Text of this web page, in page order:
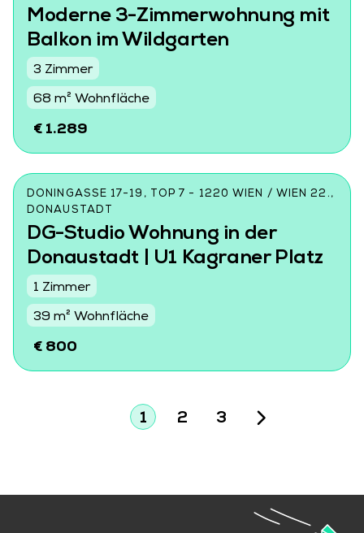
Moderne 3-Zimmerwohnung mit
Balkon im Wildgarten
3 Zimmer
68 m² Wohnfläche
€ 1.289
DONINGASSE 17-19, TOP 7 - 1220 WIEN / WIEN 22.,
DONAUSTADT
DG-Studio Wohnung in der
Donaustadt | U1 Kagraner Platz
1 Zimmer
39 m² Wohnfläche
€ 800
1 2 3